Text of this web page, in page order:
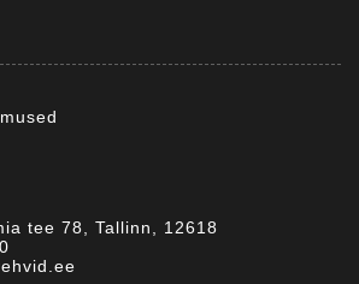
tee 78, Tallinn, 12618